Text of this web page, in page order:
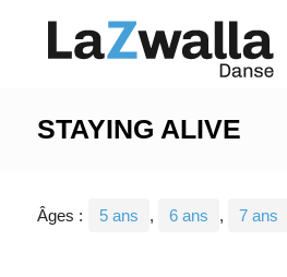
STAYING ALIVE
Âges : 5 ans , 6 ans , 7 ans